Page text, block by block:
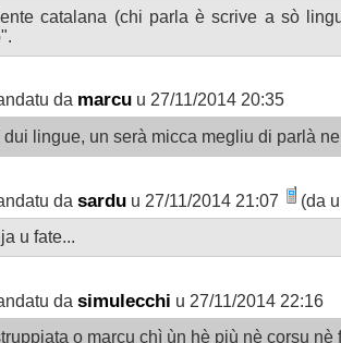
catalana (chi parla è scrive a sò
da marcu u 27/11/2014 20:35
dui lingue, un serà micca megliu di parlà
da sardu u 27/11/2014 21:07
(da
u fate...
da simulecchi u 27/11/2014 22:16
o marcu chì ùn hè più nè corsu nè